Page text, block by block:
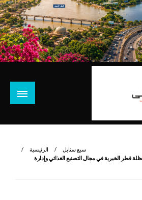
الرئيسية
سبع سنابل
قطر الخيرية في مجال التصنيع الغذائي وإدارة